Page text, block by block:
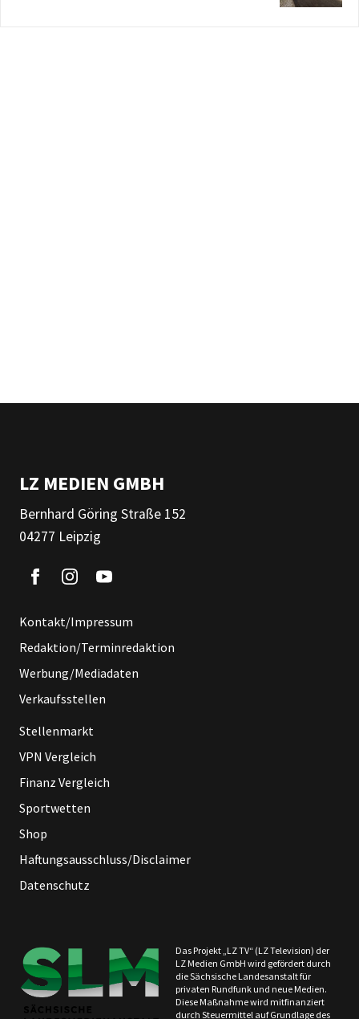
LZ MEDIEN GMBH
Bernhard Göring Straße 152
04277 Leipzig
Kontakt/Impressum
Redaktion/Terminredaktion
Werbung/Mediadaten
Verkaufsstellen
Stellenmarkt
VPN Vergleich
Finanz Vergleich
Sportwetten
Shop
Haftungsausschluss/Disclaimer
Datenschutz
Das Projekt „LZ TV“ (LZ Television) der
LZ Medien GmbH wird gefördert durch
die Sächsische Landesanstalt für
privaten Rundfunk und neue Medien.
Diese Maßnahme wird mitfinanziert
durch Steuermittel auf Grundlage des